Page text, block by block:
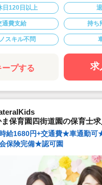
◆ピアノが苦手な方も問題ございま
◆年次有給休暇とは別途、有給休暇
日120日以上
通費支給 持ち
スキル不問
ープする 求
保育園四街道園の保育士求
給1680円+交通費★車通勤
保険完備★認可園